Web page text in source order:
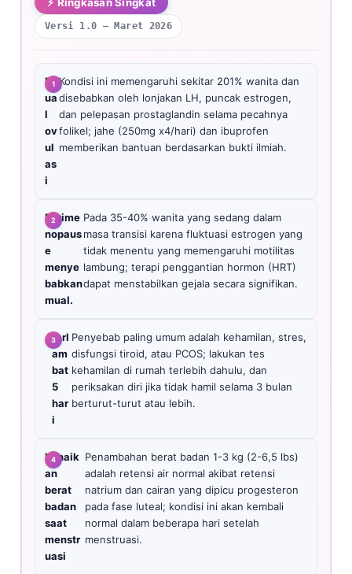
Versi 1.0 — Maret 2026
M
ua
l
ov
ul
as
i
Kondisi ini memengaruhi sekitar 201% wanita dan
disebabkan oleh lonjakan LH, puncak estrogen,
dan pelepasan prostaglandin selama pecahnya
folikel; jahe (250mg x4/hari) dan ibuprofen
memberikan bantuan berdasarkan bukti ilmiah.
Perime
nopaus
e
menye
babkan
mual.
Pada 35-40% wanita yang sedang dalam
masa transisi karena fluktuasi estrogen yang
tidak menentu yang memengaruhi motilitas
lambung; terapi penggantian hormon (HRT)
dapat menstabilkan gejala secara signifikan.
Aterl
am
bat
5
har
i
Penyebab paling umum adalah kehamilan, stres,
disfungsi tiroid, atau PCOS; lakukan tes
kehamilan di rumah terlebih dahulu, dan
periksakan diri jika tidak hamil selama 3 bulan
berturut-turut atau lebih.
Kenaik
an
berat
badan
saat
menstr
uasi
Penambahan berat badan 1-3 kg (2-6,5 lbs)
adalah retensi air normal akibat retensi
natrium dan cairan yang dipicu progesteron
pada fase luteal; kondisi ini akan kembali
normal dalam beberapa hari setelah
menstruasi.